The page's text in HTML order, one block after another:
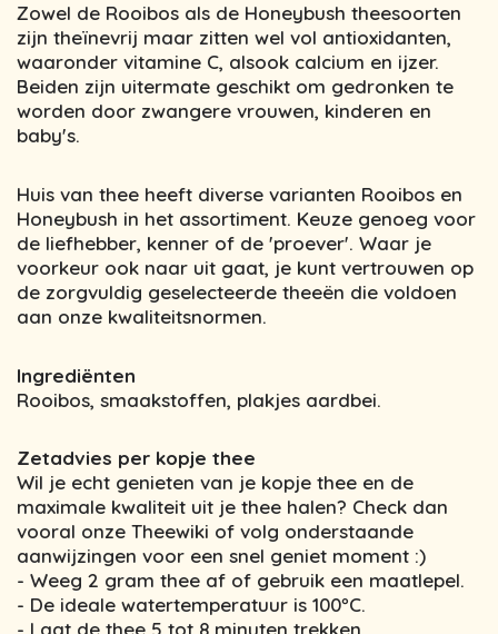
Zowel de Rooibos als de Honeybush theesoorten
zijn theïnevrij maar zitten wel vol antioxidanten,
waaronder vitamine C, alsook calcium en ijzer.
Beiden zijn uitermate geschikt om gedronken te
worden door zwangere vrouwen, kinderen en
baby's.
Huis van thee heeft diverse varianten Rooibos en
Honeybush in het assortiment. Keuze genoeg voor
de liefhebber, kenner of de 'proever'. Waar je
voorkeur ook naar uit gaat, je kunt vertrouwen op
de zorgvuldig geselecteerde theeën die voldoen
aan onze kwaliteitsnormen.
Ingrediënten
Rooibos, smaakstoffen, plakjes aardbei.
Zetadvies per kopje thee
Wil je echt genieten van je kopje thee en de
maximale kwaliteit uit je thee halen? Check dan
vooral onze Theewiki of volg onderstaande
aanwijzingen voor een snel geniet moment :)
- Weeg 2 gram thee af of gebruik een maatlepel.
- De ideale watertemperatuur is 100ºC.
- Laat de thee 5 tot 8 minuten trekken.